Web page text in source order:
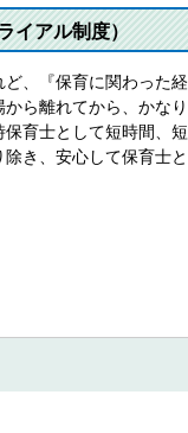
イアル制度）
、『保育に関わった経
ら離れてから、かなり
育士として短時間、短
き、安心して保育士と